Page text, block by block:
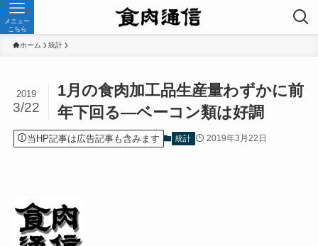
メニュー
こちら
ホーム 統計
1月の食肉加工品生産量わずかに前
年下回る—ベーコン類は好調
2019
3/22
当HP記事は広告記事も含みます 統計 2019年3月22日